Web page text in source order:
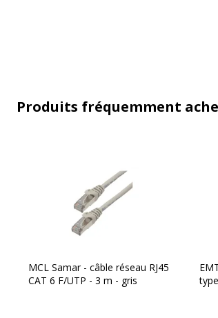
Produits fréquemment
MCL Samar - câble réseau RJ45
CAT 6 F/UTP - 3 m - gris